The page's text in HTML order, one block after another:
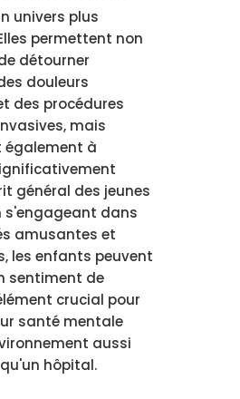
univers plus
permettent non
détourner
douleurs
des procédures
mais
également à
général des jeunes
s'engageant dans
amusantes et
les enfants peuvent
sentiment de
crucial pour
santé mentale
aussi
hôpital.